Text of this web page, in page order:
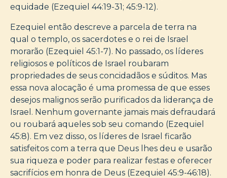
equidade (Ezequiel 44:19-31; 45:9-12).
Ezequiel então descreve a parcela de terra na
qual o templo, os sacerdotes e o rei de Israel
morarão (Ezequiel 45:1-7). No passado, os líderes
religiosos e políticos de Israel roubaram
propriedades de seus concidadãos e súditos. Mas
essa nova alocação é uma promessa de que esses
desejos malignos serão purificados da liderança de
Israel. Nenhum governante jamais mais defraudará
ou roubará aqueles sob seu comando (Ezequiel
45:8). Em vez disso, os líderes de Israel ficarão
satisfeitos com a terra que Deus lhes deu e usarão
sua riqueza e poder para realizar festas e oferecer
sacrifícios em honra de Deus (Ezequiel 45:9-46:18).